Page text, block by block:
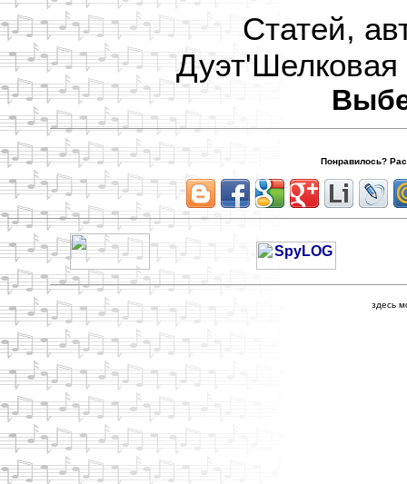
Статей,
Дуэт'Шелковая
Понравилось?
здесь